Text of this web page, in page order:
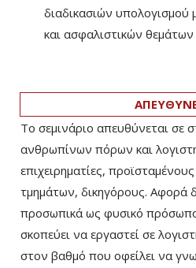
διαδικασιών υπολογισμού
και ασφαλιστικών θεμάτων
Το σεμινάριο απευθύνεται σε
ανθρωπίνων πόρων και
επιχειρηματίες,
τμημάτων, δικηγόρους. Αφορά
προσωπικά ως φυσικό
σκοπεύει να εργαστεί σε
στον βαθμό που οφείλει να